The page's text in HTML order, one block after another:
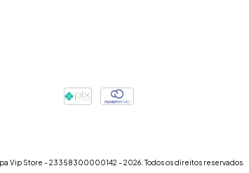
Vip Store - 23358300000142 - 2026. Todos os direitos reservados.